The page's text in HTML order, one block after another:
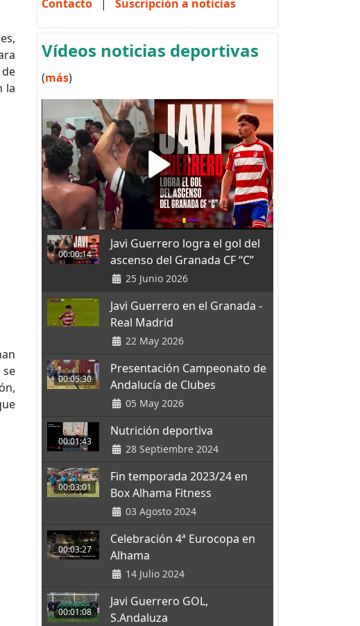
la
Contacto | Suscripción a noticias
Vídeos noticias deportivas
(más)
00:00:14
Javi Guerrero logra el gol del
ascenso del Granada CF “C”
25 Junio 2026
Javi Guerrero en el Granada -
Real Madrid
22 May 2026
00:05:30
Presentación Campeonato de
Andalucía de Clubes
05 May 2026
00:01:43
Nutrición deportiva
28 Septiembre 2024
00:03:01
Fin temporada 2023/24 en
Box Alhama Fitness
03 Agosto 2024
00:03:27
Celebración 4ª Eurocopa en
Alhama
14 Julio 2024
00:01:08
Javi Guerrero GOL,
S.Andaluza